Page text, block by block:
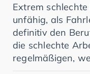
Extrem
unfähig, als
definitiv den
die schlechte
regelmäßigen,